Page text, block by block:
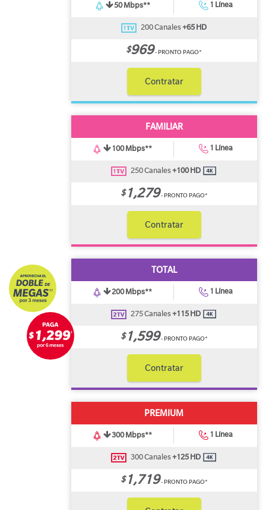
50 Mbps** 1 Línea
200 Canales+65 HD
$969- PRONTO PAGO*
Contratar
FAMILIAR
100 Mbps** 1 Línea
250 Canales+100 HD
$1,279- PRONTO PAGO*
Contratar
TOTAL
200 Mbps** 1 Línea
275 Canales+115 HD
$1,599- PRONTO PAGO*
Contratar
PREMIUM
300 Mbps** 1 Línea
300 Canales+125 HD
$1,719- PRONTO PAGO*